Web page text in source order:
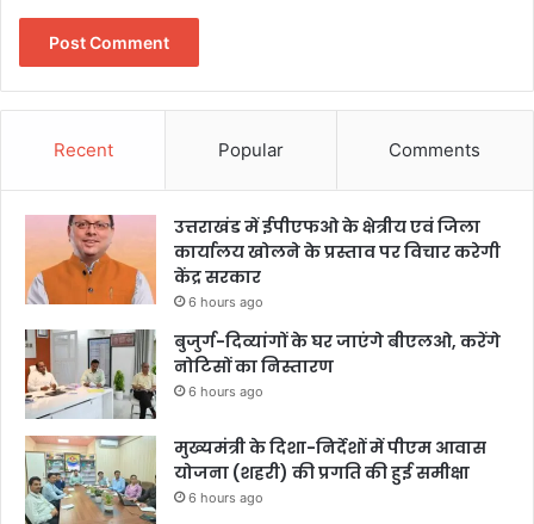
Recent Popular Comments
उत्तराखंड में ईपीएफओ के क्षेत्रीय एवं जिला
कार्यालय खोलने के प्रस्ताव पर विचार करेगी
केंद्र सरकार
6 hours ago
बुजुर्ग-दिव्यांगों के घर जाएंगे बीएलओ, करेंगे
नोटिसों का निस्तारण
6 hours ago
मुख्यमंत्री के दिशा-निर्देशों में पीएम आवास
योजना (शहरी) की प्रगति की हुई समीक्षा
6 hours ago